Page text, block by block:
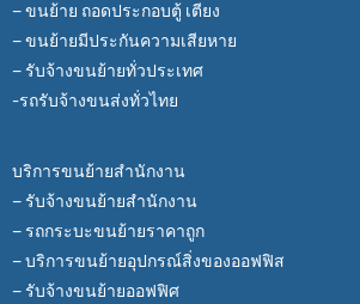
– ขนย้าย ถอดประกอบตู้ เตียง
– ขนย้ายมีประกันความเสียหาย
– รับจ้างขนย้ายทั่วประเทศ
-รถรับจ้างขนส่งทั่วไทย
บริการขนย้ายสำนักงาน
– รับจ้างขนย้ายสำนักงาน
– รถกระบะขนย้ายราคาถูก
– บริการขนย้ายอุปกรณ์สิ่งของออฟฟิส
– รับจ้างขนย้ายออฟฟิศ